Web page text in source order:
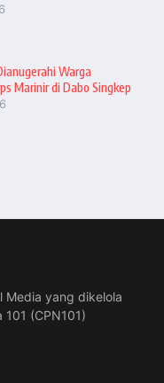
Warga
Marinir di Dabo Singkep
Media yang dikelola
(CPN101)